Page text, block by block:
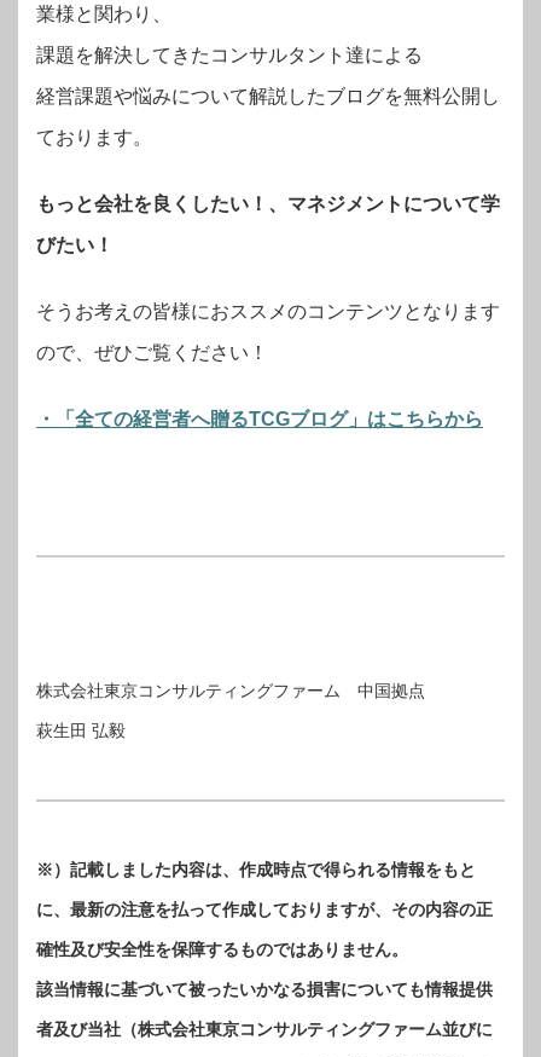
業様と関わり、
課題を解決してきたコンサルタント達による
経営課題や悩みについて解説したブログを無料公開し
ております。
もっと会社を良くしたい！、マネジメントについて学
びたい！
そうお考えの皆様におススメのコンテンツとなります
ので、ぜひご覧ください！
・「全ての経営者へ贈るTCGブログ」はこちらから
株式会社東京コンサルティングファーム 中国拠点
萩生田 弘毅
※）記載しました内容は、作成時点で得られる情報をもと
に、最新の注意を払って作成しておりますが、その内容の正
確性及び安全性を保障するものではありません。
該当情報に基づいて被ったいかなる損害についても情報提供
者及び当社（株式会社東京コンサルティングファーム並びに